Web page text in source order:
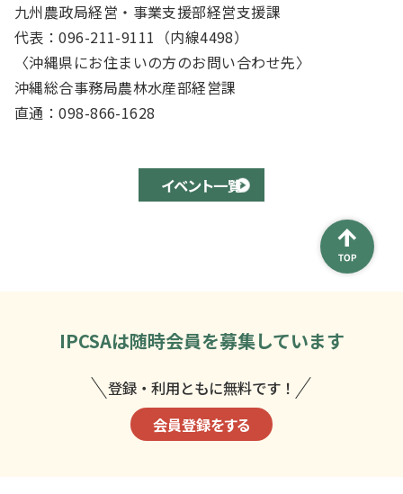
九州農政局経営・事業支援部経営支援課
代表：096-211-9111（内線4498）
〈沖縄県にお住まいの方のお問い合わせ先〉
沖縄総合事務局農林水産部経営課
直通：098-866-1628
イベント一覧
IPCSAは随時会員を募集しています
登録・利用ともに無料です！
会員登録をする